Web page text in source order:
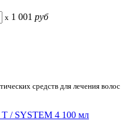
x 1 001 руб
средств для лечения волос